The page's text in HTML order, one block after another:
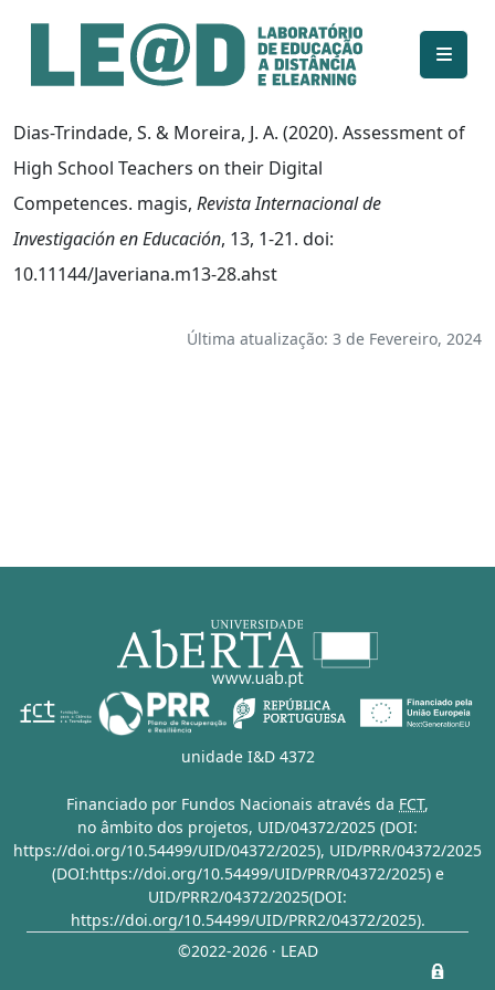
Ir para o conteúdo principal
Informações de acessibilidade
Mapa do site
Dias-Trindade, S. & Moreira, J. A. (2020). Assessment of
High School Teachers on their Digital
Competences. magis, Revista Internacional de
Investigación en Educación, 13, 1-21. doi:
10.11144/Javeriana.m13-28.ahst
Última atualização: 3 de Fevereiro, 2024
unidade I&D 4372
Financiado por Fundos Nacionais através da FCT,
no âmbito dos projetos, UID/04372/2025 (DOI:
https://doi.org/10.54499/UID/04372/2025), UID/PRR/04372/2025
(DOI:https://doi.org/10.54499/UID/PRR/04372/2025)e
UID/PRR2/04372/2025(DOI:
https://doi.org/10.54499/UID/PRR2/04372/2025).
©2022-2026 · LEAD